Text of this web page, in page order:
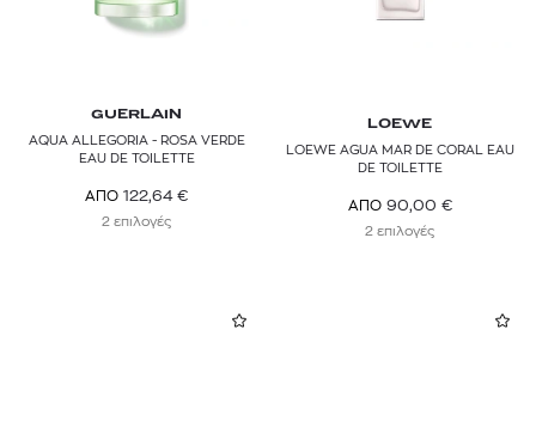
GUERLAIN
AQUA ALLEGORIA - ROSA VERDE
EAU DE TOILETTE
ΑΠΟ 122,64 €
2 επιλογές
LOEWE
LOEWE AGUA MAR DE CORAL EAU
DE TOILETTE
ΑΠΟ 90,00 €
2 επιλογές